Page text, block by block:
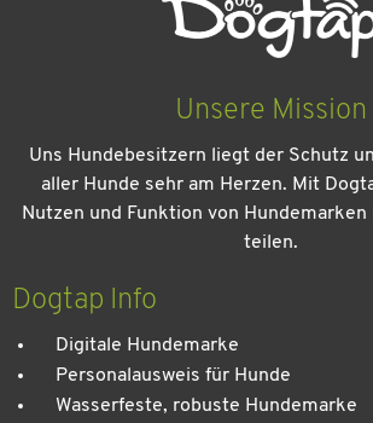
Kein Urlaub ohne meinen Hund:
Unsere Mission
Uns Hundebesitzern liegt der Schutz
aller Hunde sehr am Herzen. Mit
Nutzen und Funktion von Hundemarken
teilen.
Dogtap Info
Digitale Hundemarke
Personalausweis für Hunde
Wasserfeste, robuste Hundemarke